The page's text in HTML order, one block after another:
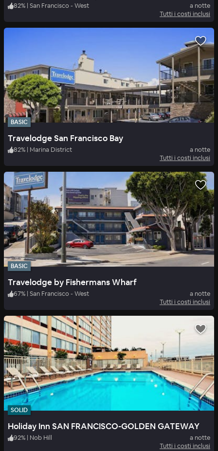
82% | San Francisco - West
a notte
Tutti i costi inclusi
BASIC
Travelodge San Francisco Bay
82% | Marina District
a notte
Tutti i costi inclusi
BASIC
Travelodge by Fishermans Wharf
67% | San Francisco - West
a notte
Tutti i costi inclusi
SOLID
Holiday Inn SAN FRANCISCO-GOLDEN GATEWAY
92% | Nob Hill
a notte
Tutti i costi inclusi